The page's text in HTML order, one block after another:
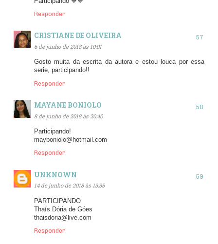
Responder
CRISTIANE DE OLIVEIRA
6 de junho de 2018 às 10:01
Gosto muita da escrita da autora e estou louca por essa
serie, participando!!
Responder
MAYANE BONIOLO
8 de junho de 2018 às 20:40
Participando!
mayboniolo@hotmail.com
Responder
UNKNOWN
14 de junho de 2018 às 13:35
PARTICIPANDO
Thaís Dória de Góes
thaisdoria@live.com
Responder